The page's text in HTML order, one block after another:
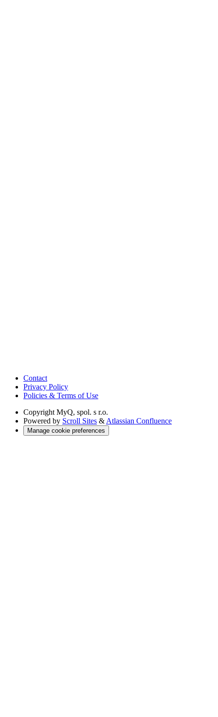
Contact
Privacy Policy
Policies & Terms of Use
Copyright MyQ, spol. s r.o.
Powered by Scroll Sites & Atlassian Confluence
Manage cookie preferences